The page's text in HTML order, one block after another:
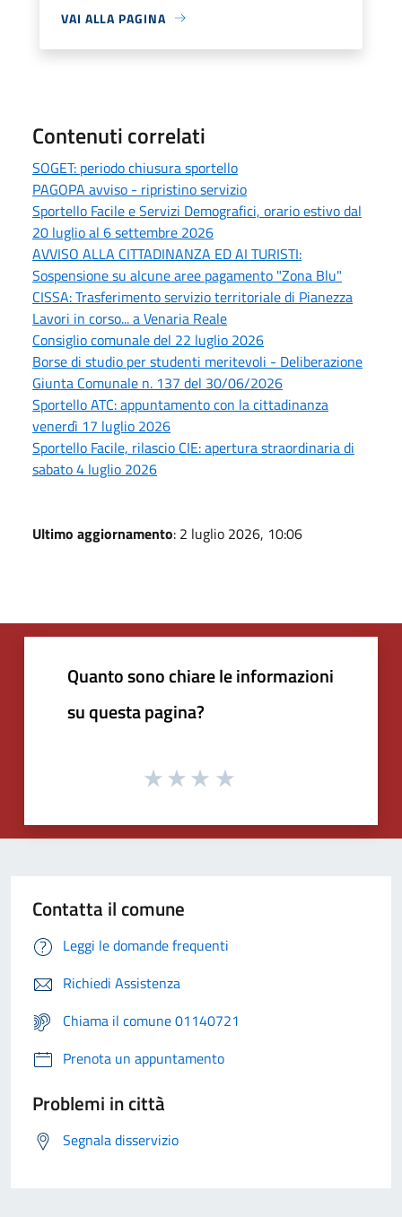
VAI ALLA PAGINA
Contenuti correlati
SOGET: periodo chiusura sportello
PAGOPA avviso - ripristino servizio
Sportello Facile e Servizi Demografici, orario estivo dal
20 luglio al 6 settembre 2026
AVVISO ALLA CITTADINANZA ED AI TURISTI:
Sospensione su alcune aree pagamento "Zona Blu"
CISSA: Trasferimento servizio territoriale di Pianezza
Lavori in corso... a Venaria Reale
Consiglio comunale del 22 luglio 2026
Borse di studio per studenti meritevoli - Deliberazione
Giunta Comunale n. 137 del 30/06/2026
Sportello ATC: appuntamento con la cittadinanza
venerdì 17 luglio 2026
Sportello Facile, rilascio CIE: apertura straordinaria di
sabato 4 luglio 2026
Ultimo aggiornamento: 2 luglio 2026, 10:06
Quanto sono chiare le informazioni
su questa pagina?
Contatta il comune
Leggi le domande frequenti
Richiedi Assistenza
Chiama il comune 01140721
Prenota un appuntamento
Problemi in città
Segnala disservizio